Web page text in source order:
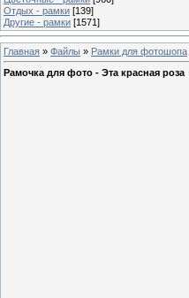
Отдых - рамки [139]
Другие - рамки [1571]
Главная » Файлы » Рамки для фотошопа
Рамочка для фото - Эта красная роза